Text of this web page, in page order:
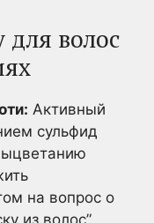
для волос
Активный
сульфид
на вопрос о
из волос”.